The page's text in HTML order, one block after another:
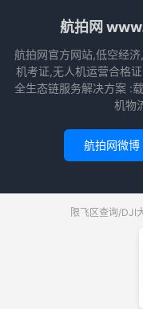
航拍网
航拍网官方网站,低空经
机考证,无人机运营合格
全生态链服务解决方案 :
机物
航拍网微博
限飞区查询/DJI